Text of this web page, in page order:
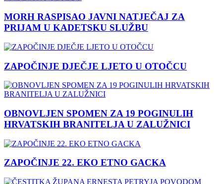
MORH RASPISAO JAVNI NATJEČAJ ZA
PRIJAM U KADETSKU SLUŽBU
ZAPOČINJE DJEČJE LJETO U OTOČCU
OBNOVLJEN SPOMEN ZA 19 POGINULIH
HRVATSKIH BRANITELJA U ZALUŽNICI
ZAPOČINJE 22. EKO ETNO GACKA